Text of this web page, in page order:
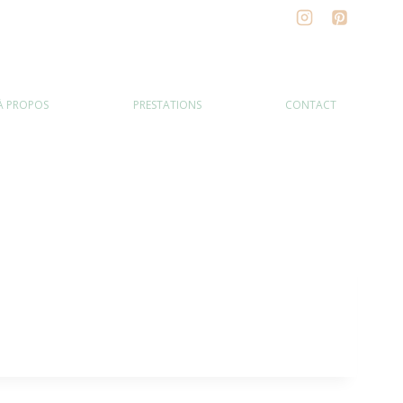
PROPOS PRESTATIONS CONTACT